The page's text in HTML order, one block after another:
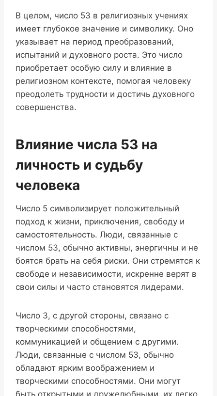
В целом, число 53 в религиозных учениях
имеет глубокое значение и символику. Оно
указывает на период преобразований,
испытаний и духовного роста. Это число
приобретает особую силу и влияние в
религиозном контексте, помогая человеку
преодолеть трудности и достичь духовного
совершенства.
Влияние числа 53 на
личность и судьбу
человека
Число 5 символизирует положительный
подход к жизни, приключения, свободу и
самостоятельность. Люди, связанные с
числом 53, обычно активны, энергичны и не
боятся брать на себя риски. Они стремятся к
свободе и независимости, искренне верят в
свои силы и часто становятся лидерами.
Число 3, с другой стороны, связано с
творческими способностями,
коммуникацией и общением с другими.
Люди, связанные с числом 53, обычно
обладают ярким воображением и
творческими способностями. Они могут
быть открытыми и дружелюбными, их легко